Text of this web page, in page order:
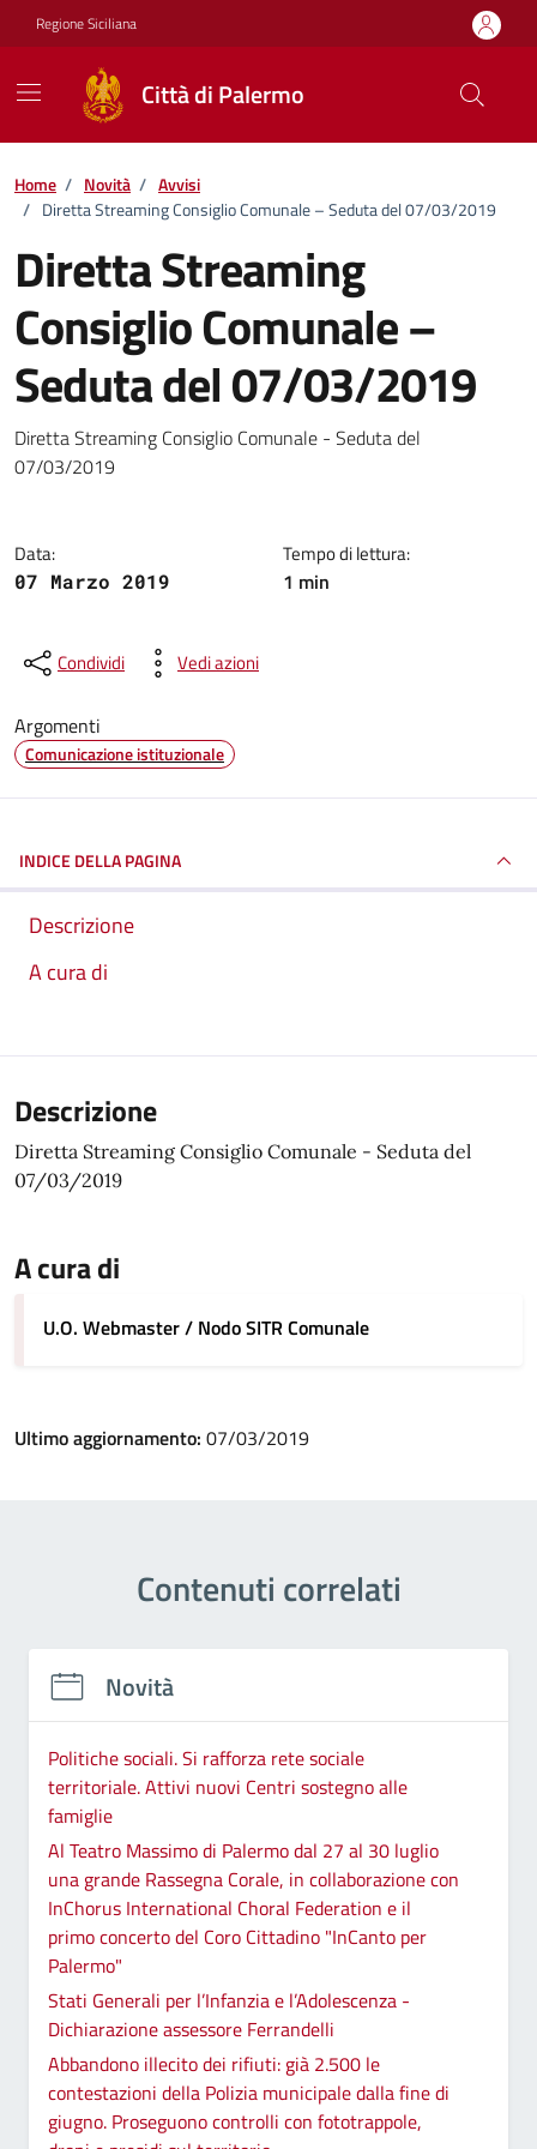
Vai ai contenuti
Vai al footer
Regione Siciliana
Città di Palermo
Home / Novità / Avvisi
/ Diretta Streaming Consiglio Comunale – Seduta del 07/03/2019
Diretta Streaming
Consiglio Comunale –
Seduta del 07/03/2019
Dettagli della notizia
Diretta Streaming Consiglio Comunale - Seduta del
07/03/2019
Data:
07 Marzo 2019
Tempo di lettura:
1 min
Condividi Vedi azioni
Argomenti
Comunicazione istituzionale
INDICE DELLA PAGINA
Descrizione
A cura di
Descrizione
Diretta Streaming Consiglio Comunale - Seduta del
07/03/2019
A cura di
U.O. Webmaster / Nodo SITR Comunale
Ultimo aggiornamento: 07/03/2019
Contenuti correlati
Novità
Politiche sociali. Si rafforza rete sociale
territoriale. Attivi nuovi Centri sostegno alle
famiglie
Al Teatro Massimo di Palermo dal 27 al 30 luglio
una grande Rassegna Corale, in collaborazione con
InChorus International Choral Federation e il
primo concerto del Coro Cittadino "InCanto per
Palermo"
Stati Generali per l’Infanzia e l’Adolescenza -
Dichiarazione assessore Ferrandelli
Abbandono illecito dei rifiuti: già 2.500 le
contestazioni della Polizia municipale dalla fine di
giugno. Proseguono controlli con fototrappole,